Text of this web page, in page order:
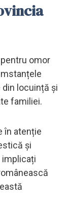
omor
locuință și
familiei.
în atenție
și
implicați